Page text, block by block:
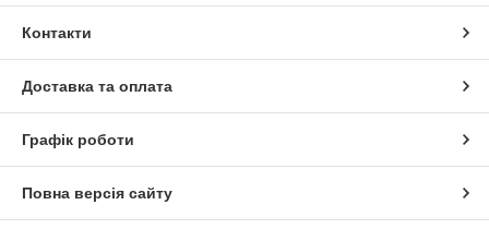
Контакти
Доставка та оплата
Графік роботи
Повна версія сайту